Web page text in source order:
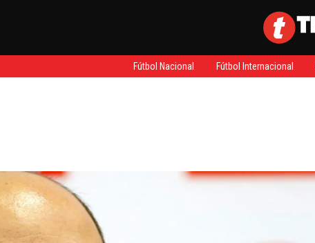
Fútbol Nacional Fútbol Internacional